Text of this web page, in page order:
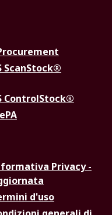
ScanStock®
ControlStock®
Privacy -
d'uso